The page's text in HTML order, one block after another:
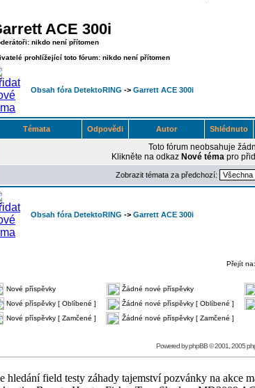
ACE 300i
nikdo není přítomen
prohlížející toto fórum: nikdo není přítomen
Obsah fóra DetektoRING -> Garrett ACE 300i
Témata Odpovědi Autor Shlédnuto
Toto fórum neobsahuje
Klikněte na odkaz Nové téma pro
Zobrazit témata za předchozí:
Obsah fóra DetektoRING -> Garrett ACE 300i
Přejít na:
Nové příspěvky Žádné nové příspěvky
Nové příspěvky [ Oblíbené ]
Žádné nové příspěvky [ Oblíbené ]
Nové příspěvky [ Zamčené ]
Žádné nové příspěvky [ Zamčené ]
Powered byphpBB© 2001, 2005
field testy záhady tajemství pozvánky na akce